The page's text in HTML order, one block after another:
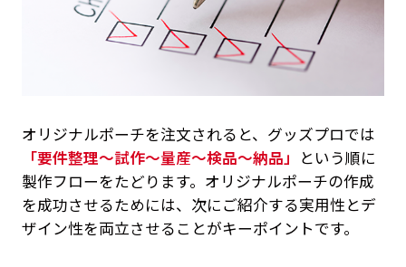
オリジナルポーチを注文されると、グッズプロでは
「要件整理～試作～量産～検品～納品」
という順に
製作フローをたどります。オリジナルポーチの作成
を成功させるためには、次にご紹介する実用性とデ
ザイン性を両立させることがキーポイントです。